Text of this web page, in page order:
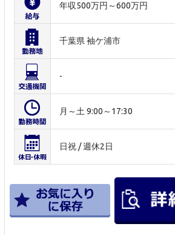
年収500万円～600万円
千葉県 袖ケ浦市
-
月～土 9:00～17:30
日祝 / 週休2日